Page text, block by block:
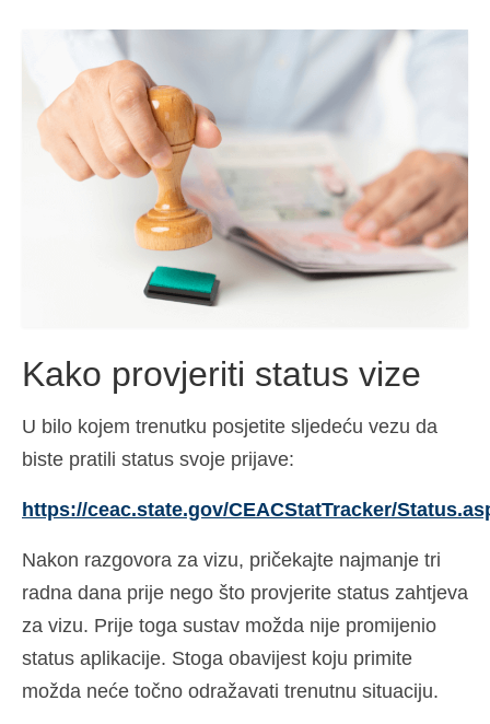
Čeština
Dansk( Danski
Nederlands(Nizozemski
English (Engleski
Eesti (Estonski)
Suomi(Finski)
Deutsch( Njemački)
Ελληνικά(Grčki)
עברית(Hebrejski)
Magyar(Mađarski)
Italiano(Talijanski)
日本語 ( Japanski
한국어 )
Norsk bokmål(Književni norveški)
Kako provjeriti status vize
U bilo kojem trenutku posjetite sljedeću vezu da
biste pratili status svoje prijave:
https://ceac.state.gov/CEACStatTracker/
Nakon razgovora za vizu, pričekajte najmanje tri
radna dana prije nego što provjerite status zahtjeva
za vizu. Prije toga sustav možda nije promijenio
status aplikacije. Stoga obavijest koju primite
možda neće točno odražavati trenutnu situaciju.